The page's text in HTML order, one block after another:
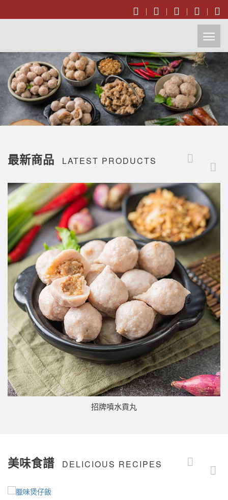
開
啟
主
選
最新商品 LATEST PRODUCTS
招牌噴水貢丸
美味食譜 DELICIOUS RECIPES